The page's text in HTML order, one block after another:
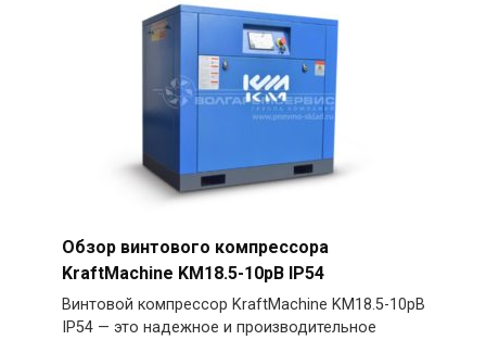
Обзор винтового компрессора
KraftMachine KM18.5-10рВ IP54
Винтовой компрессор KraftMachine KM18.5-10рВ
IP54 — это надежное и производительное